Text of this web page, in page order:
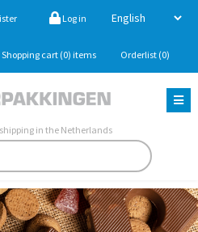
Log in
Shopping cart (0) items Orderlist (0)
shipping in the Netherlands